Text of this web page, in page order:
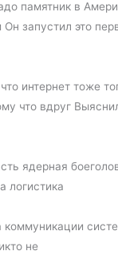
памятник в
запустил это
интернет тоже
что вдруг
ядерная
логистика
не